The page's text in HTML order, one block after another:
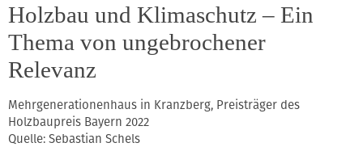
Holzbau und Klimaschutz – Ein
Thema von ungebrochener
Relevanz
Mehrgenerationenhaus in Kranzberg, Preisträger des
Holzbaupreis Bayern 2022
Quelle: Sebastian Schels